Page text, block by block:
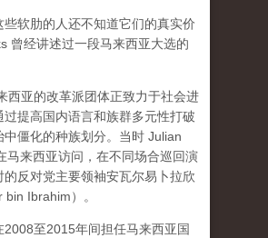
些软肋的人还不知道它们的真实价
曾经讲述过一段马来西亚大选的
西亚的改革派团体正致力于社会进
过提高国内语言和族群多元性打破
中僵化的种族划分。当时 Julian
马来西亚访问，在不同场合巡回演
的反对党主要领袖安瓦尔易卜拉欣
Ibrahim）。
2008至2015年间担任马来西亚国